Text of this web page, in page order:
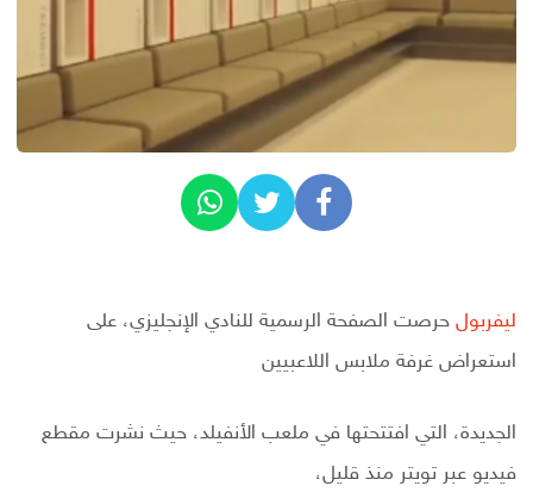
ليفربول حرصت الصفحة الرسمية للنادي الإنجليزي، على
استعراض غرفة ملابس اللاعبيين
الجديدة، التي افتتحتها في ملعب الأنفيلد، حيث نشرت مقطع
فيديو عبر تويتر منذ قليل،